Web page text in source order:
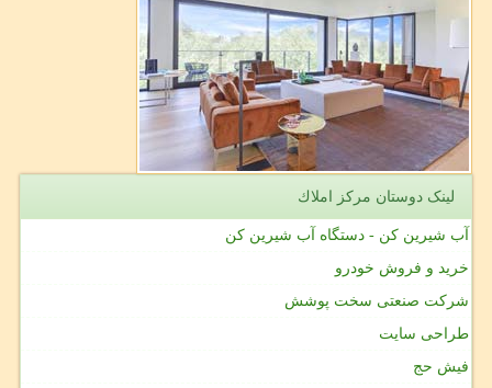
لینک دوستان مركز املاك
آب شیرین کن - دستگاه آب شیرین کن
خرید و فروش خودرو
شرکت صنعتی سخت پوشش
طراحی سایت
فیش حج